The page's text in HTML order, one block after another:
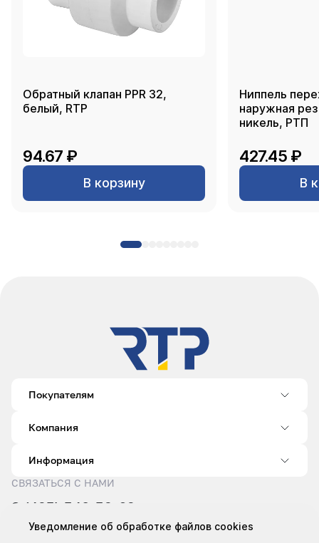
Обратный клапан PPR 32,
белый, RTP
94.67 ₽
В корзину
Ниппель
наружная
никель, РТП
427.45 ₽
В
Покупателям
Компания
Информация
СВЯЗАТЬСЯ С НАМИ
8 (495) 540-52-62
sale@rtp.ru
Уведомление об обработке файлов cookies